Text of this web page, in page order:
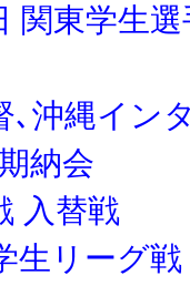
関東学生
､沖縄イン
納会
入替戦
生リーグ戦